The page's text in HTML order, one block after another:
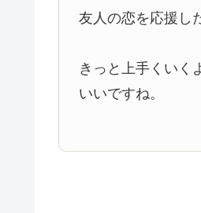
友人の恋を応援し
きっと上手くいく
いいですね。